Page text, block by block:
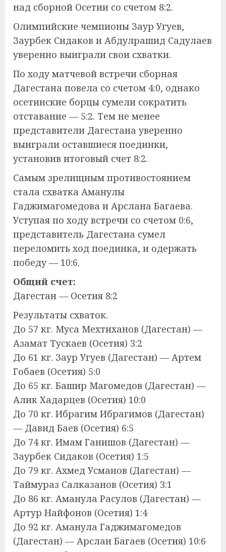
над сборной Осетии со счетом 8:2.
Олимпийские чемпионы Заур Угуев,
Заурбек Сидаков и Абдулрашид Садулаев
уверенно выиграли свои схватки.
По ходу матчевой встречи сборная
Дагестана повела со счетом 4:0, однако
осетинские борцы сумели сократить
отставание — 5:2. Тем не менее
представители Дагестана уверенно
выиграли оставшиеся поединки,
установив итоговый счет 8:2.
Самым зрелищным противостоянием
стала схватка Аманулы
Гаджимагомедова и Арслана Багаева.
Уступая по ходу встречи со счетом 0:6,
представитель Дагестана сумел
переломить ход поединка, и одержать
победу — 10:6.
Общий счет:
Дагестан — Осетия 8:2
Результаты схваток.
До 57 кг. Муса Мехтиханов (Дагестан) —
Азамат Тускаев (Осетия) 3:2
До 61 кг. Заур Угуев (Дагестан) — Артем
Гобаев (Осетия) 5:0
До 65 кг. Башир Магомедов (Дагестан) —
Алик Хадарцев (Осетия) 10:0
До 70 кг. Ибрагим Ибрагимов (Дагестан)
— Давид Баев (Осетия) 6:5
До 74 кг. Имам Ганишов (Дагестан) —
Заурбек Сидаков (Осетия) 1:5
До 79 кг. Ахмед Усманов (Дагестан) —
Таймураз Салказанов (Осетия) 3:1
До 86 кг. Аманула Расулов (Дагестан) —
Артур Найфонов (Осетия) 1:4
До 92 кг. Аманула Гаджимагомедов
(Дагестан) — Арслан Багаев (Осетия) 10:6